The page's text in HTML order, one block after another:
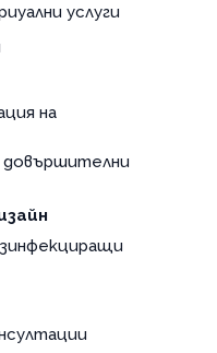
услуги
на
довършителни